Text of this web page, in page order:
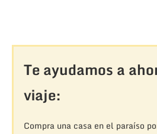
Te ayudamos a
viaje:
Compra una casa en el paraíso